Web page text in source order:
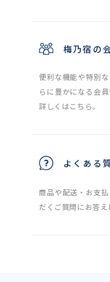
梅乃宿の
便利な機能や特別
らに豊かになる会
詳しくはこちら。
よくある
商品や配送・お支
だくご質問にお答え